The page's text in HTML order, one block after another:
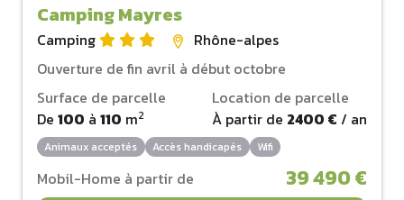
Camping Mayres
Camping
Rhône-alpes
Ouverture de fin avril à début octobre
Surface de parcelle
De 100 à 110 m2
Location de parcelle
À partir de 2400 € / an
Animaux acceptés Accès handicapés Wifi
Mobil-Home à partir de 39 490 €